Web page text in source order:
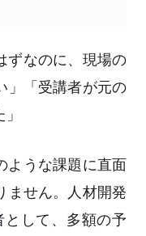
ずなのに、現場の
」「受講者が元の
ような課題に直面
ません。人材開発
して、多額の予